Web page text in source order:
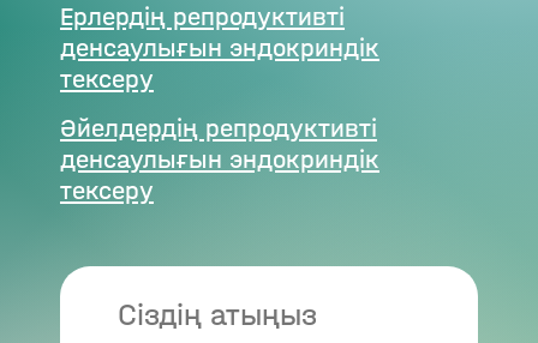
Ерлердің репродуктивті
денсаулығын эндокриндік
тексеру
Әйелдердің репродуктивті
денсаулығын эндокриндік
тексеру